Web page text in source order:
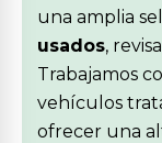
una amplia
usados,
Trabajamos
vehículos
ofrecer una